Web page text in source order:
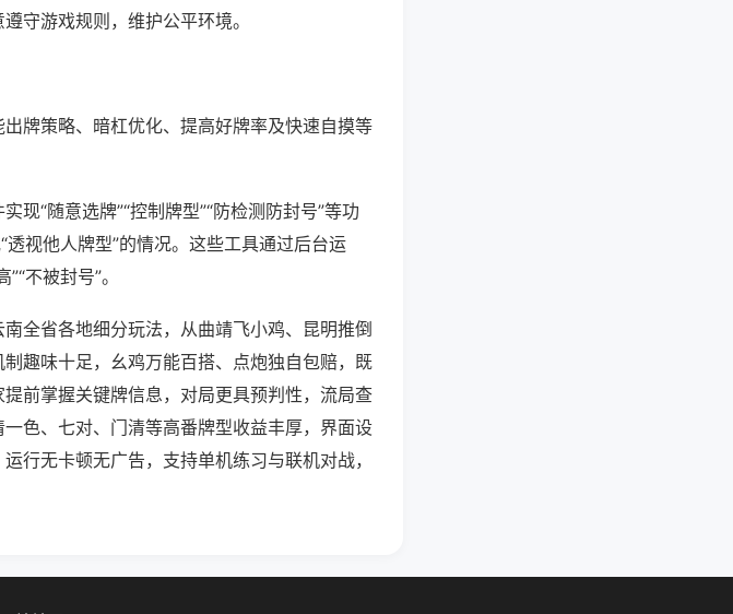
守游戏规则，维护公平环境。
牌策略、暗杠优化、提高好牌率及快速自摸等
现“随意选牌”“控制牌型”“防检测防封号”等功
视他人牌型”的情况。这些工具通过后台运
不被封号”。
全省各地细分玩法，从曲靖飞小鸡、昆明推倒
趣味十足，幺鸡万能百搭、点炮独自包赔，既
前掌握关键牌信息，对局更具预判性，流局查
色、七对、门清等高番牌型收益丰厚，界面设
行无卡顿无广告，支持单机练习与联机对战，